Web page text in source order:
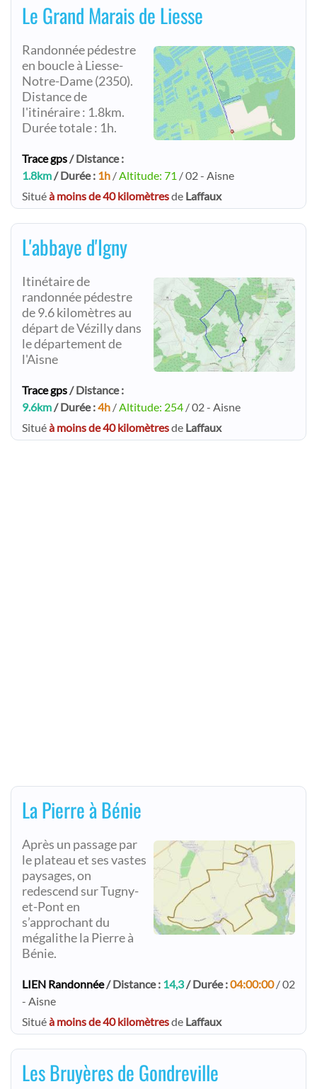
Le Grand Marais de Liesse
Randonnée pédestre
en boucle à Liesse-
Notre-Dame (2350).
Distance de
l'itinéraire : 1.8km.
Durée totale : 1h.
Trace gps/ Distance :
1.8km/ Durée : 1h /Altitude: 71 / 02 - Aisne
Situéà moins de 40 kilomètresde Laffaux
L'abbaye d'Igny
Itinétaire de
randonnée pédestre
de 9.6 kilomètres au
départ de Vézilly dans
le département de
l'Aisne
Trace gps/ Distance :
9.6km/ Durée :4h /Altitude: 254 / 02 - Aisne
Situéà moins de 40 kilomètresde Laffaux
La Pierre à Bénie
Après un passage par
le plateau et ses vastes
paysages, on
redescend sur Tugny-
et-Pont en
s’approchant du
mégalithe la Pierre à
Bénie.
LIEN Randonnée/ Distance : 14,3/ Durée :04:00:00/ 02
- Aisne
Situéà moins de 40 kilomètresde Laffaux
Les Bruyères de Gondreville